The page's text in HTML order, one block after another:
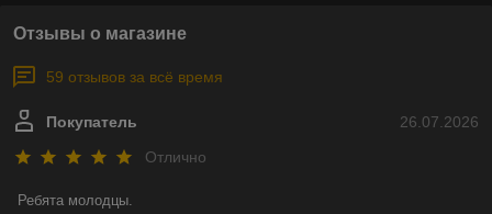
Отзывы о магазине
59 отзывов за всё время
26.07.2026
Покупатель
Отлично
Ребята молодцы.